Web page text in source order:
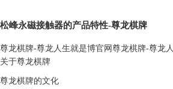
松峰永磁接触器的产品特性-尊龙棋牌
尊龙棋牌-尊龙人生就是博官网 尊龙棋牌-尊龙
关于尊龙棋牌
尊龙棋牌的文化